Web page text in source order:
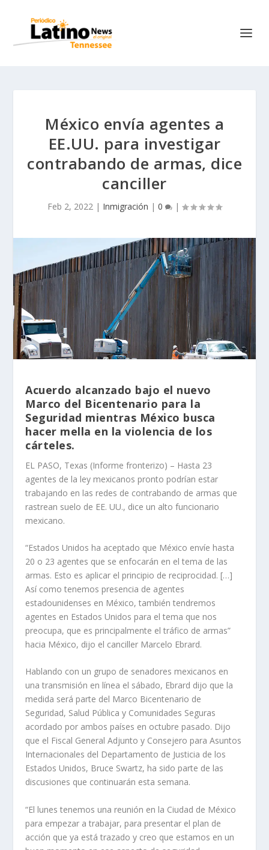
México envía agentes a
EE.UU. para investigar
contrabando de armas, dice
canciller
Feb 2, 2022 | Inmigración | 0 |
Acuerdo alcanzado bajo el nuevo
Marco del Bicentenario para la
Seguridad mientras México busca
hacer mella en la violencia de los
cárteles.
EL PASO, Texas (Informe fronterizo) – Hasta 23
agentes de la ley mexicanos pronto podrían estar
trabajando en las redes de contrabando de armas que
rastrean suelo de EE. UU., dice un alto funcionario
mexicano.
“Estados Unidos ha aceptado que México envíe hasta
20 o 23 agentes que se enfocarán en el tema de las
armas. Esto es aplicar el principio de reciprocidad. […]
Así como tenemos presencia de agentes
estadounidenses en México, también tendremos
agentes en Estados Unidos para el tema que nos
preocupa, que es principalmente el tráfico de armas”
hacia México, dijo el canciller Marcelo Ebrard.
Hablando con un grupo de senadores mexicanos en
una transmisión en línea el sábado, Ebrard dijo que la
medida será parte del Marco Bicentenario de
Seguridad, Salud Pública y Comunidades Seguras
acordado por ambos países en octubre pasado. Dijo
que el Fiscal General Adjunto y Consejero para Asuntos
Internacionales del Departamento de Justicia de los
Estados Unidos, Bruce Swartz, ha sido parte de las
discusiones que continuarán esta semana.
“El lunes tenemos una reunión en la Ciudad de México
para empezar a trabajar, para presentar el plan de
acción que ya está trazado y creo que estamos en un